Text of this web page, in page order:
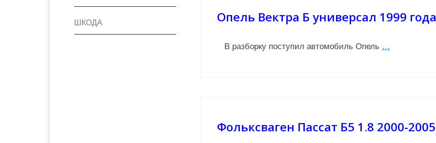
Опель Вектра Б универсал 1999 года
В разборку поступил автомобиль Опель …
Фольксваген Пассат Б5 1.8 2000-2005
ШКОДА